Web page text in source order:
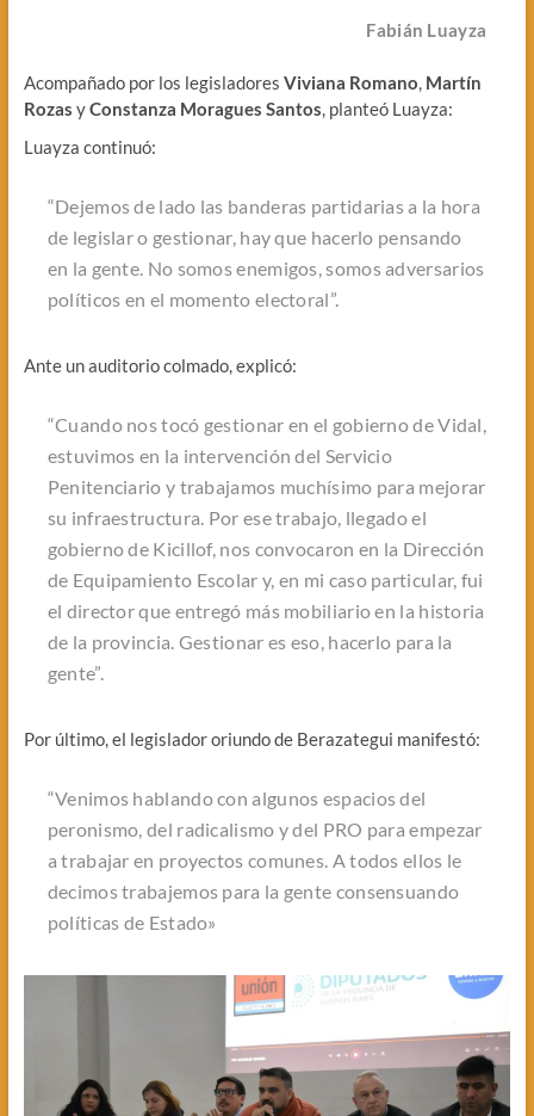
Fabián Luayza
Acompañado por los legisladores Viviana Romano, Martín
Rozas yConstanza Moragues Santos, planteó Luayza:
Luayza continuó:
“Dejemos de lado las banderas partidarias a la hora
de legislar o gestionar, hay que hacerlo pensando
en la gente. No somos enemigos, somos adversarios
políticos en el momento electoral”.
Ante un auditorio colmado, explicó:
“Cuando nos tocó gestionar en el gobierno de Vidal,
estuvimos en la intervención del Servicio
Penitenciario y trabajamos muchísimo para mejorar
su infraestructura. Por ese trabajo, llegado el
gobierno de Kicillof, nos convocaron en la Dirección
de Equipamiento Escolar y, en mi caso particular, fui
el director que entregó más mobiliario en la historia
de la provincia. Gestionar es eso, hacerlo para la
gente”.
Por último, el legislador oriundo de Berazategui manifestó:
“Venimos hablando con algunos espacios del
peronismo, del radicalismo y del PRO para empezar
a trabajar en proyectos comunes. A todos ellos le
decimos trabajemos para la gente consensuando
políticas de Estado»